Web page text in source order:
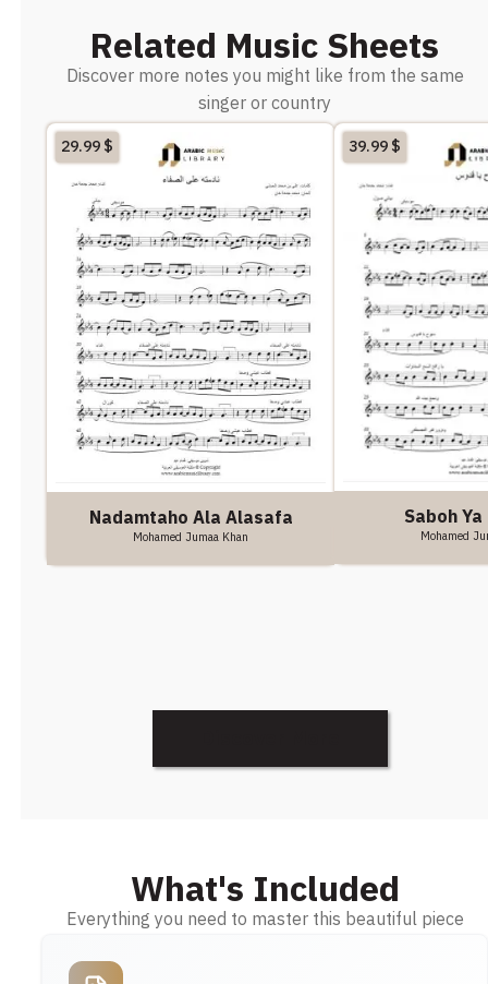
Related Music Sheets
Discover more notes you might like from the same
singer or country
Nadamtaho Ala Alasafa
Mohamed Jumaa Khan
29.99$
Saboh
Mohamed
39.99$
What's Included
Everything you need to master this beautiful piece